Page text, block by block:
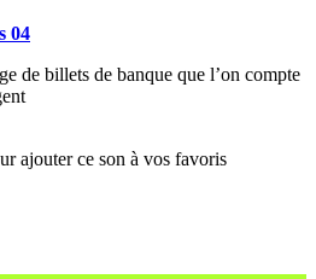
04
de billets de banque que l’on compte